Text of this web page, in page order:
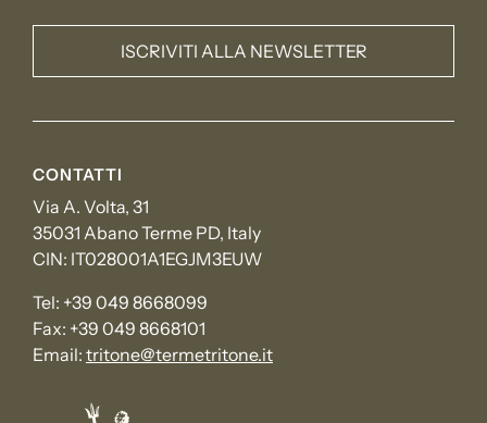
ISCRIVITI ALLA NEWSLETTER
CONTATTI
Via A. Volta, 31
35031 Abano Terme PD, Italy
CIN: IT028001A1EGJM3EUW
Tel: +39 049 8668099
Fax: +39 049 8668101
Email: tritone@termetritone.it